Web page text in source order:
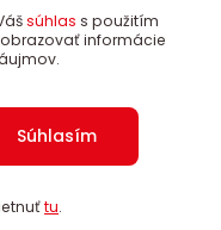
Attractions, s.r.o.
súhlas s použitím
informácie
Súhlasím
tu.